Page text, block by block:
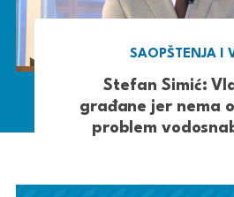
SAOPŠTENJA I
Stefan Simić:
građane jer nema
problem